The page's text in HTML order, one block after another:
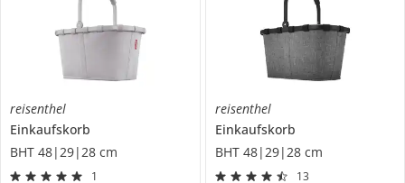
reisenthel
Einkaufskorb
BHT 48|29|28 cm
1
reisenthel
Einkaufskorb
BHT 48|29|28 cm
13